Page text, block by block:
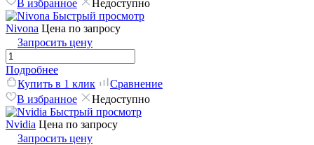
В избранное
Недоступно
Быстрый просмотр
Nivona Цена по запросу
Запросить цену
Подробнее
Купить в 1 клик
Сравнение
В избранное
Недоступно
Быстрый просмотр
Nvidia Цена по запросу
Запросить цену